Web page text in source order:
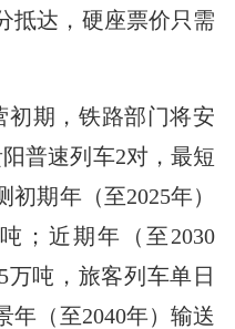
抵达，硬座票价只需
初期，铁路部门将安
普速列车2对，最短
期年（至2025年）
；近期年（至2030
吨，旅客列车单日
年（至2040年）输送